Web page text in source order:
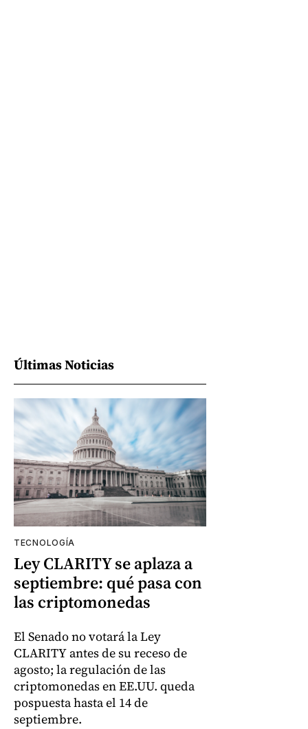
Últimas Noticias
TECNOLOGÍA
Ley CLARITY se aplaza a
septiembre: qué pasa con
las criptomonedas
El Senado no votará la Ley
CLARITY antes de su receso de
agosto; la regulación de las
criptomonedas en EE.UU. queda
pospuesta hasta el 14 de
septiembre.